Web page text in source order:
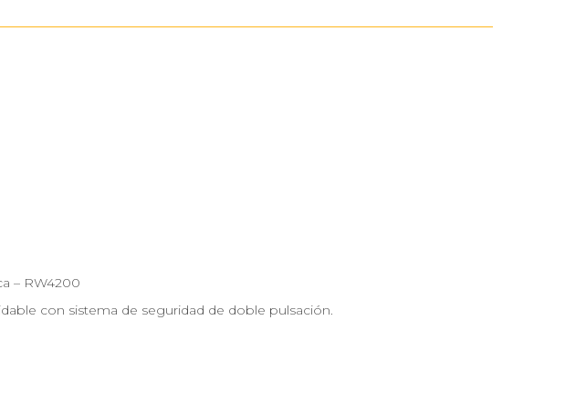
– RW4200
con sistema de seguridad de doble pulsación.